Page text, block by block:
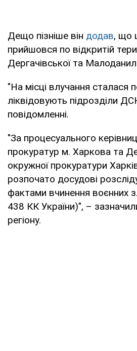
Дещо пізніше він додав, що
прийшовся по відкритій
Дергачівської та
"На місці влучання сталася
ліквідовують підрозділи
повідомленні.
"За процесуального
прокуратур м. Харкова та
окружної прокуратури
розпочато досудові
фактами вчинення воєнних
438 КК України)", –
регіону.